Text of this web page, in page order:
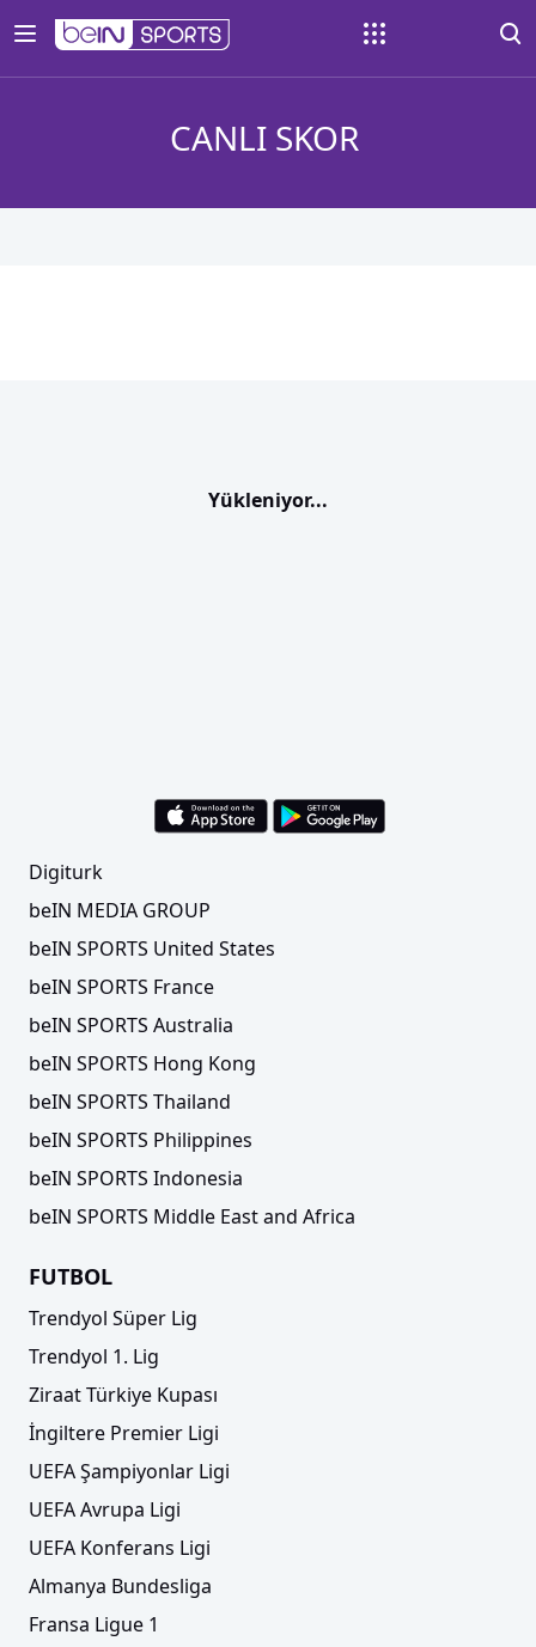
CANLI SKOR
Yükleniyor...
Digiturk
beIN MEDIA GROUP
beIN SPORTS United States
beIN SPORTS France
beIN SPORTS Australia
beIN SPORTS Hong Kong
beIN SPORTS Thailand
beIN SPORTS Philippines
beIN SPORTS Indonesia
beIN SPORTS Middle East and Africa
FUTBOL
Trendyol Süper Lig
Trendyol 1. Lig
Ziraat Türkiye Kupası
İngiltere Premier Ligi
UEFA Şampiyonlar Ligi
UEFA Avrupa Ligi
UEFA Konferans Ligi
Almanya Bundesliga
Fransa Ligue 1